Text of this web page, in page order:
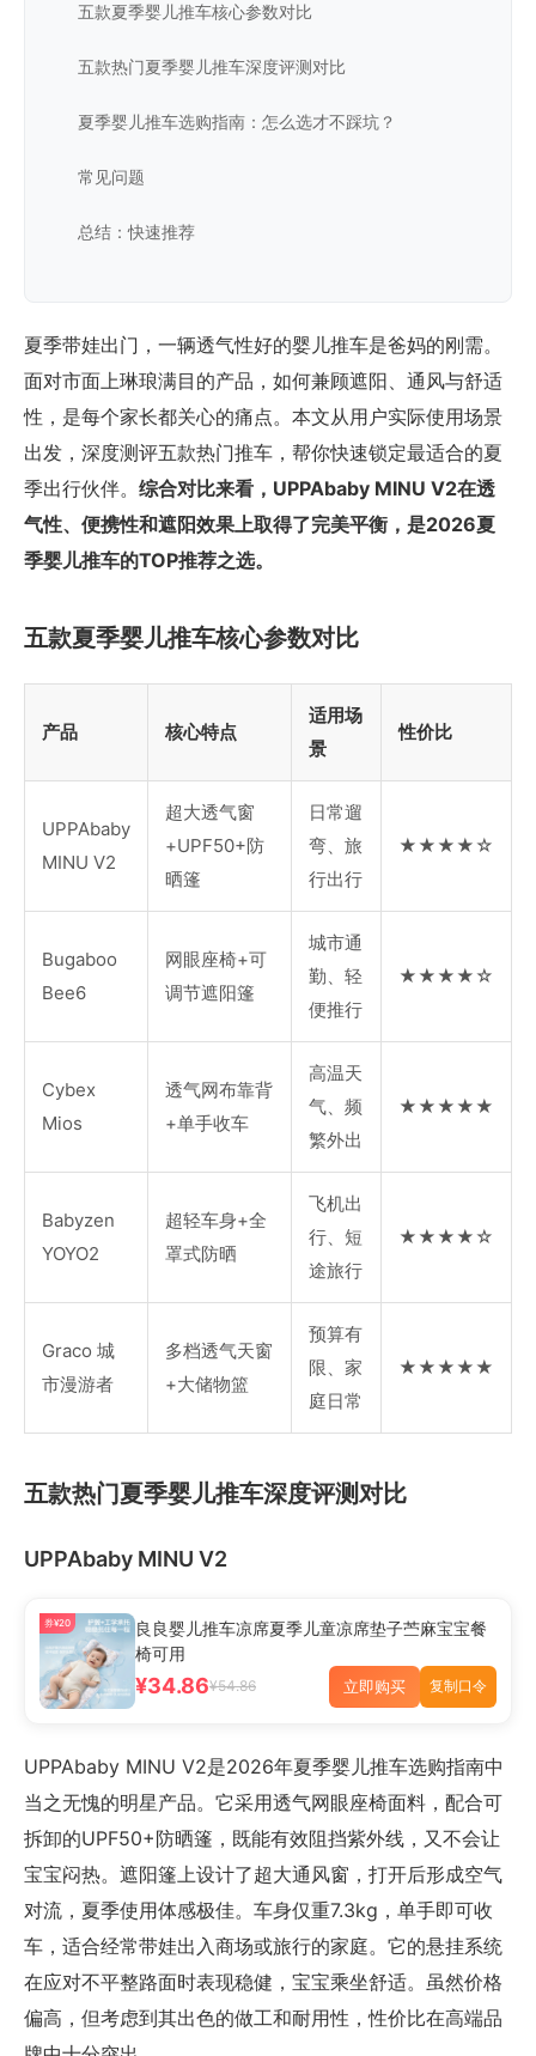
五款夏季婴儿推车核心参数对比
五款热门夏季婴儿推车深度评测对比
夏季婴儿推车选购指南：怎么选才不踩坑？
常见问题
总结：快速推荐
夏季带娃出门，一辆透气性好的婴儿推车是爸妈的刚需。
面对市面上琳琅满目的产品，如何兼顾遮阳、通风与舒适
性，是每个家长都关心的痛点。本文从用户实际使用场景
出发，深度测评五款热门推车，帮你快速锁定最适合的夏
季出行伙伴。 综合对比来看，UPPAbaby MINU V2在透
气性、便携性和遮阳效果上取得了完美平衡，是2026夏
季婴儿推车的TOP推荐之选。
五款夏季婴儿推车核心参数对比
产品 核心特点
适用场
景
性价比
UPPAbaby
MINU V2
超大透气窗
+UPF50+防
晒篷
日常遛
弯、旅
行出行
★★★★☆
Bugaboo
Bee6
网眼座椅+可
调节遮阳篷
城市通
勤、轻
便推行
★★★★☆
Cybex
Mios
透气网布靠背
+单手收车
高温天
气、频
繁外出
★★★★★
Babyzen
YOYO2
超轻车身+全
罩式防晒
飞机出
行、短
途旅行
★★★★☆
Graco 城
市漫游者
多档透气天窗
+大储物篮
预算有
限、家
庭日常
★★★★★
五款热门夏季婴儿推车深度评测对比
UPPAbaby MINU V2
券¥20
良良婴儿推车凉席夏季儿童凉席垫子苎麻宝宝餐
椅可用
¥34.86¥54.86 立即购买 复制口令
UPPAbaby MINU V2是2026年夏季婴儿推车选购指南中
当之无愧的明星产品。它采用透气网眼座椅面料，配合可
拆卸的UPF50+防晒篷，既能有效阻挡紫外线，又不会让
宝宝闷热。遮阳篷上设计了超大通风窗，打开后形成空气
对流，夏季使用体感极佳。车身仅重7.3kg，单手即可收
车，适合经常带娃出入商场或旅行的家庭。它的悬挂系统
在应对不平整路面时表现稳健，宝宝乘坐舒适。虽然价格
偏高，但考虑到其出色的做工和耐用性，性价比在高端品